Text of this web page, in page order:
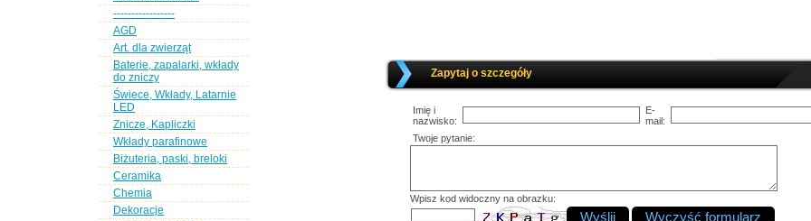
-----------------
AGD
Art. dla zwierząt
Baterie, zapalarki, wkłady
do zniczy
Świece, Wkłady, Latarnie
LED
Znicze, Kapliczki
Wkłady parafinowe
Biżuteria, paski, breloki
Ceramika
Chemia
Dekoracje
Zapytaj o szczegóły
Imię i
nazwisko:
E-
mail:
Twoje pytanie:
Wpisz kod widoczny na obrazku: